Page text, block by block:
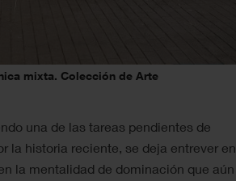
mixta. Colección de Arte
una de las tareas pendientes de
la historia reciente, se deja entrever en
la mentalidad de dominación que aún